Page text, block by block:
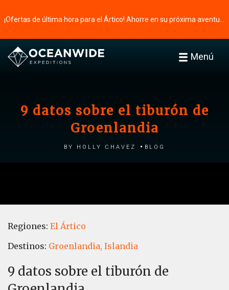
Menú
9 datos sobre el tiburón de
Groenlandia
by Holly Chavez Blog
Regiones: El Ártico
Destinos: Groenlandia, Islandia
9 datos sobre el tiburón de